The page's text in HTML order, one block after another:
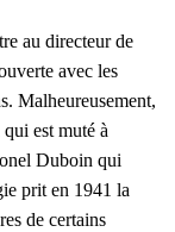
au directeur de
avec les
Malheureusement,
est muté à
Duboin qui
prit en 1941 la
de certains